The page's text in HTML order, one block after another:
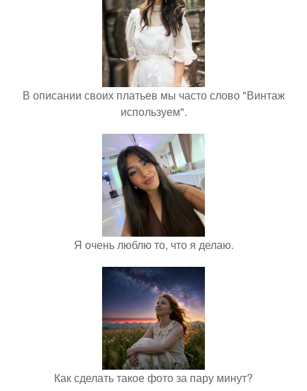
В описании своих платьев мы часто слово "Винтаж
используем".
Я очень люблю то, что я делаю.
Как сделать такое фото за пару минут?